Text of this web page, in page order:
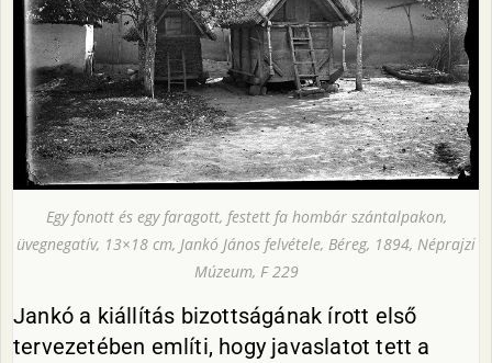
Egy fonott és egy faragott, festett fa hombár szántalpakon,
üvegnegatív, 13×18 cm, Jankó János felvétele, Béreg, 1894, Néprajzi
Múzeum, F 229
Jankó a kiállítás bizottságának írott első
tervezetében említi, hogy javaslatot tett a